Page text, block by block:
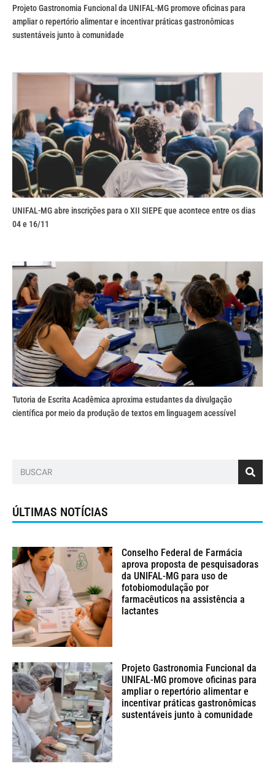
Projeto Gastronomia Funcional da UNIFAL-MG promove oficinas para
ampliar o repertório alimentar e incentivar práticas gastronômicas
sustentáveis junto à comunidade
UNIFAL-MG abre inscrições para o XII SIEPE que acontece entre os dias
04 e 16/11
Tutoria de Escrita Acadêmica aproxima estudantes da divulgação
científica por meio da produção de textos em linguagem acessível
ÚLTIMAS NOTÍCIAS
Conselho Federal de Farmácia
aprova proposta de pesquisadoras
da UNIFAL-MG para uso de
fotobiomodulação por
farmacêuticos na assistência a
lactantes
Projeto Gastronomia Funcional da
UNIFAL-MG promove oficinas para
ampliar o repertório alimentar e
incentivar práticas gastronômicas
sustentáveis junto à comunidade